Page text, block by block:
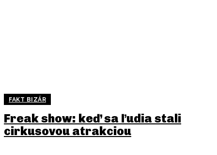
FAKT BIZÁR
Freak show: keď sa ľudia stali
cirkusovou atrakciou